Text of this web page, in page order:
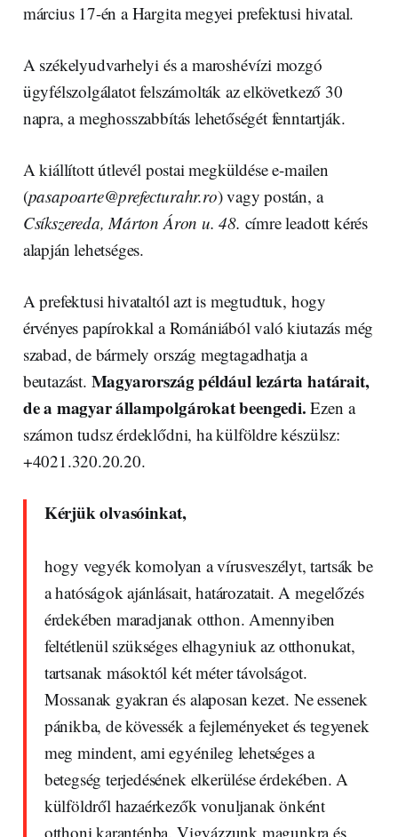
március 17-én a Hargita megyei prefektusi hivatal.
A székelyudvarhelyi és a maroshévízi mozgó
ügyfélszolgálatot felszámolták az elkövetkező 30
napra, a meghosszabbítás lehetőségét fenntartják.
A kiállított útlevél postai megküldése e-mailen
(pasapoarte@prefecturahr.ro) vagy postán, a
Csíkszereda, Márton Áron u. 48. címre leadott kérés
alapján lehetséges.
A prefektusi hivataltól azt is megtudtuk, hogy
érvényes papírokkal a Romániából való kiutazás még
szabad, de bármely ország megtagadhatja a
beutazást. Magyarország például lezárta határait,
de a magyar állampolgárokat beengedi. Ezen a
számon tudsz érdeklődni, ha külföldre készülsz:
+4021.320.20.20.
Kérjük olvasóinkat,
hogy vegyék komolyan a vírusveszélyt, tartsák be
a hatóságok ajánlásait, határozatait. A megelőzés
érdekében maradjanak otthon. Amennyiben
feltétlenül szükséges elhagyniuk az otthonukat,
tartsanak másoktól két méter távolságot.
Mossanak gyakran és alaposan kezet. Ne essenek
pánikba, de kövessék a fejleményeket és tegyenek
meg mindent, ami egyénileg lehetséges a
betegség terjedésének elkerülése érdekében. A
külföldről hazaérkezők vonuljanak önként
otthoni karanténba. Vigyázzunk magunkra és